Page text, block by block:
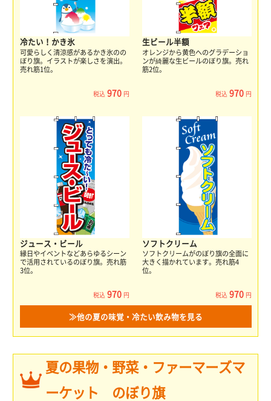
冷たい！かき氷
可愛らしく清涼感があるかき氷のの
ぼり旗。イラストが楽しさを演出。
売れ筋1位。
税込 970 円
生ビール半額
オレンジから黄色へのグラデーショ
ンが綺麗な生ビールのぼり旗。売れ
筋2位。
税込 970 円
ジュース・ビール
縁日やイベントなどあらゆるシーン
で活用されているのぼり旗。売れ筋
3位。
税込 970 円
ソフトクリーム
ソフトクリームがのぼり旗の全面に
大きく描かれています。売れ筋4
位。
税込 970 円
≫他の夏の味覚・冷たい飲み物を見る
夏の果物・野菜・ファーマーズマ
ーケット のぼり旗